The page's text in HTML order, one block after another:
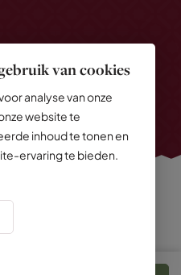
van cookies
analyse van onze
website te
inhoud te tonen en
ervaring te bieden.